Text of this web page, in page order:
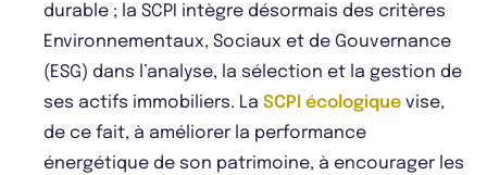
durable ; la SCPI intègre désormais des critères
Environnementaux, Sociaux et de Gouvernance
(ESG) dans l’analyse, la sélection et la gestion de
ses actifs immobiliers. La SCPI écologique vise,
de ce fait, à améliorer la performance
énergétique de son patrimoine, à encourager les